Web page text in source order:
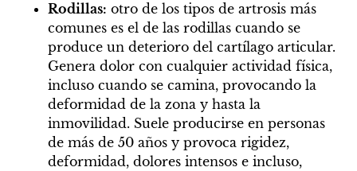
Rodillas: otro de los tipos de artrosis más
comunes es el de las rodillas cuando se
produce un deterioro del cartílago articular.
Genera dolor con cualquier actividad física,
incluso cuando se camina, provocando la
deformidad de la zona y hasta la
inmovilidad. Suele producirse en personas
de más de 50 años y provoca rigidez,
deformidad, dolores intensos e incluso,